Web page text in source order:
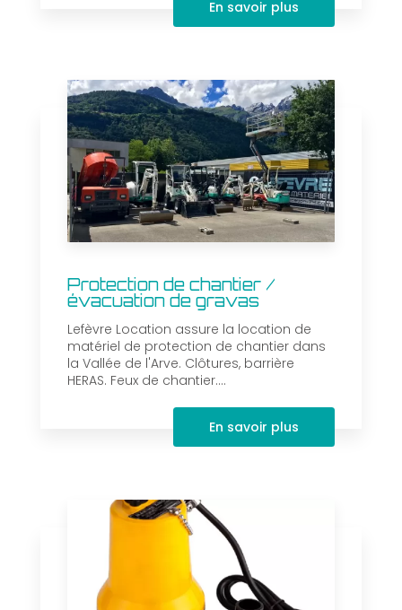
En savoir plus
Protection de chantier /
évacuation de gravas
Lefèvre Location assure la location de
matériel de protection de chantier dans
la Vallée de l'Arve. Clôtures, barrière
HERAS. Feux de chantier....
En savoir plus